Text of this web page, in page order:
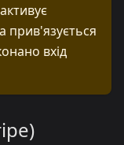
прив'язується
вхід